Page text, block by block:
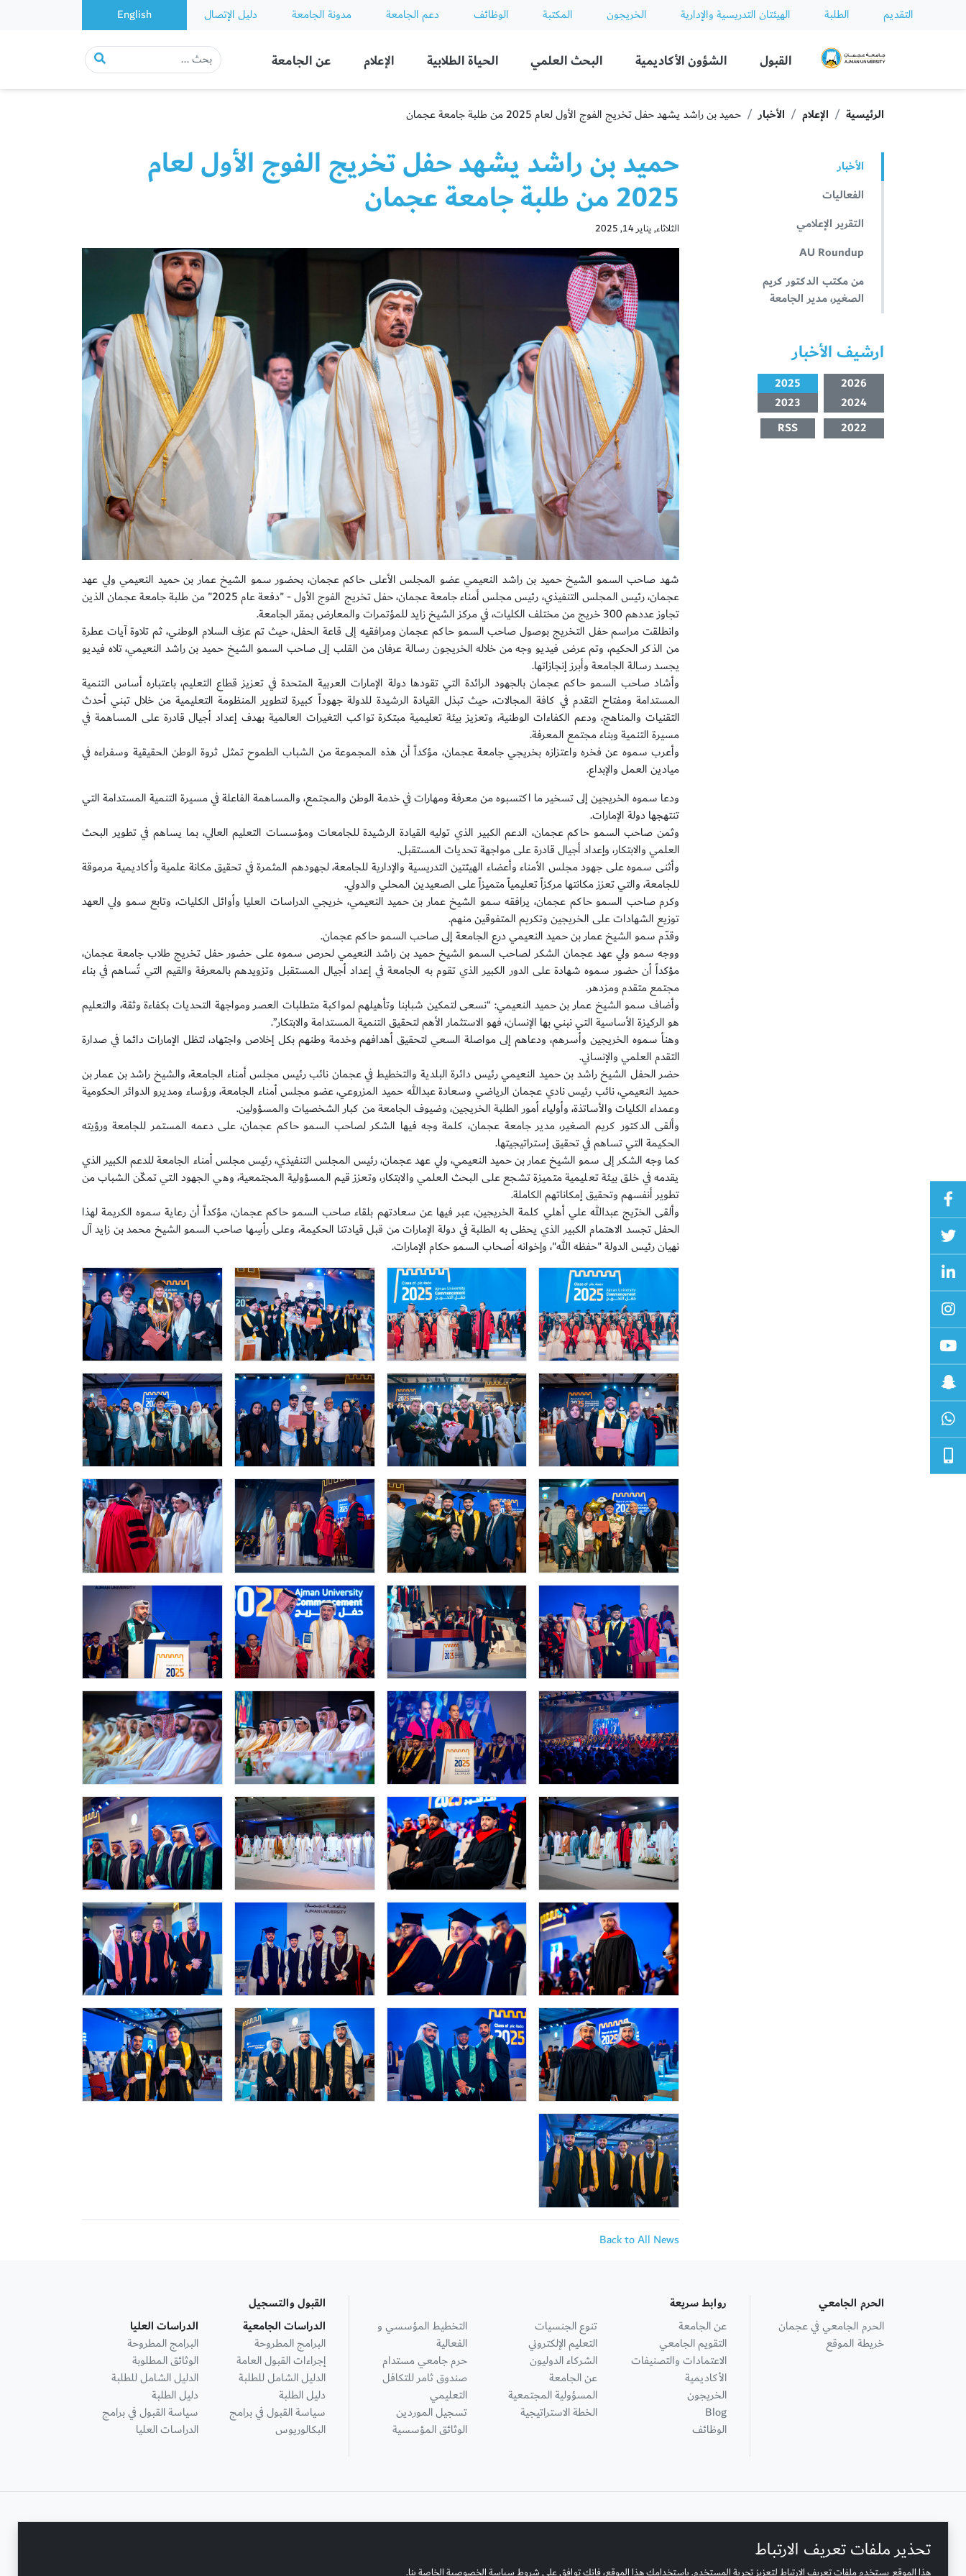
التقديم الطلبة الهيئتان التدريسية والإدارية الخريجون المكتبة الوظائف دعم الجامعة مدونة الجامعة دليل الإتصال English
Ajman University
القبول الشؤون الأكاديمية البحث العلمي الحياة الطلابية الإعلام عن الجامعة
الرئيسية الإعلام الأخبار حميد بن راشد يشهد حفل تخريج الفوج الأول لعام 2025 من طلبة جامعة عجمان
الأخبار
الفعاليات
التقرير الإعلامي
AU Roundup
من مكتب الدكتور كريم
الصغير، مدير الجامعة
ارشيف الأخبار
2026
2025
2024
2023
2022
RSS
حميد بن راشد يشهد حفل تخريج الفوج الأول لعام
2025 من طلبة جامعة عجمان
الثلاثاء, يناير 14, 2025
شهد صاحب السمو الشيخ حميد بن راشد النعيمي عضو المجلس الأعلى حاكم عجمان، بحضور سمو الشيخ عمار بن حميد النعيمي ولي عهد
عجمان، رئيس المجلس التنفيذي، رئيس مجلس أمناء جامعة عجمان، حفل تخريج الفوج الأول - "دفعة عام 2025" من طلبة جامعة عجمان الذين
تجاوز عددهم 300 خريج من مختلف الكليات، في مركز الشيخ زايد للمؤتمرات والمعارض بمقر الجامعة.
وانطلقت مراسم حفل التخريج بوصول صاحب السمو حاكم عجمان ومرافقيه إلى قاعة الحفل، حيث تم عزف السلام الوطني، ثم تلاوة آيات عطرة
من الذكر الحكيم، وتم عرض فيديو وجه من خلاله الخريجون رسالة عرفان من القلب إلى صاحب السمو الشيخ حميد بن راشد النعيمي، تلاه فيديو
يجسد رسالة الجامعة وأبرز إنجازاتها.
وأشاد صاحب السمو حاكم عجمان بالجهود الرائدة التي تقودها دولة الإمارات العربية المتحدة في تعزيز قطاع التعليم، باعتباره أساس التنمية
المستدامة ومفتاح التقدم في كافة المجالات، حيث تبذل القيادة الرشيدة للدولة جهوداً كبيرة لتطوير المنظومة التعليمية من خلال تبني أحدث
التقنيات والمناهج، ودعم الكفاءات الوطنية، وتعزيز بيئة تعليمية مبتكرة تواكب التغيرات العالمية بهدف إعداد أجيال قادرة على المساهمة في
مسيرة التنمية وبناء مجتمع المعرفة.
وأعرب سموه عن فخره واعتزازه بخريجي جامعة عجمان، مؤكداً أن هذه المجموعة من الشباب الطموح تمثل ثروة الوطن الحقيقية وسفراءه في
ميادين العمل والإبداع.
ودعا سموه الخريجين إلى تسخير ما اكتسبوه من معرفة ومهارات في خدمة الوطن والمجتمع، والمساهمة الفاعلة في مسيرة التنمية المستدامة التي
تنتهجها دولة الإمارات.
وثمن صاحب السمو حاكم عجمان، الدعم الكبير الذي توليه القيادة الرشيدة للجامعات ومؤسسات التعليم العالي، بما يساهم في تطوير البحث
العلمي والابتكار، وإعداد أجيال قادرة على مواجهة تحديات المستقبل.
وأثنى سموه على جهود مجلس الأمناء وأعضاء الهيئتين التدريسية والإدارية للجامعة، لجهودهم المثمرة في تحقيق مكانة علمية وأكاديمية مرموقة
للجامعة، والتي تعزز مكانتها مركزاً تعليمياً متميزاً على الصعيدين المحلي والدولي.
وكرم صاحب السمو حاكم عجمان، يرافقه سمو الشيخ عمار بن حميد النعيمي، خريجي الدراسات العليا وأوائل الكليات، وتابع سمو ولي العهد
توزيع الشهادات على الخريجين وتكريم المتفوقين منهم.
وقدّم سمو الشيخ عمار بن حميد النعيمي درع الجامعة إلى صاحب السمو حاكم عجمان.
ووجه سمو ولي عهد عجمان الشكر لصاحب السمو الشيخ حميد بن راشد النعيمي لحرص سموه على حضور حفل تخريج طلاب جامعة عجمان،
مؤكداً أن حضور سموه شهادة على الدور الكبير الذي تقوم به الجامعة في إعداد أجيال المستقبل وتزويدهم بالمعرفة والقيم التي تُساهم في بناء
مجتمع متقدم ومزدهر.
وأضاف سمو الشيخ عمار بن حميد النعيمي: “نسعى لتمكين شبابنا وتأهيلهم لمواكبة متطلبات العصر ومواجهة التحديات بكفاءة وثقة، والتعليم
هو الركيزة الأساسية التي نبني بها الإنسان، فهو الاستثمار الأهم لتحقيق التنمية المستدامة والابتكار”.
وهنأ سموه الخريجين وأسرهم، ودعاهم إلى مواصلة السعي لتحقيق أهدافهم وخدمة وطنهم بكل إخلاص واجتهاد، لتظل الإمارات دائما في صدارة
التقدم العلمي والإنساني.
حضر الحفل الشيخ راشد بن حميد النعيمي رئيس دائرة البلدية والتخطيط في عجمان نائب رئيس مجلس أمناء الجامعة، والشيخ راشد بن عمار بن
حميد النعيمي، نائب رئيس نادي عجمان الرياضي وسعادة عبدالله حميد المزروعي، عضو مجلس أمناء الجامعة، ورؤساء ومديرو الدوائر الحكومية
وعمداء الكليات والأساتذة، وأولياء أمور الطلبة الخريجين، وضيوف الجامعة من كبار الشخصيات والمسؤولين.
وألقى الدكتور كريم الصغير، مدير جامعة عجمان، كلمة وجه فيها الشكر لصاحب السمو حاكم عجمان، على دعمه المستمر للجامعة ورؤيته
الحكيمة التي تساهم في تحقيق إستراتيجيتها.
كما وجه الشكر إلى سمو الشيخ عمار بن حميد النعيمي، ولي عهد عجمان، رئيس المجلس التنفيذي، رئيس مجلس أمناء الجامعة للدعم الكبير الذي
يقدمه في خلق بيئة تعليمية متميزة تشجع على البحث العلمي والابتكار، وتعزز قيم المسؤولية المجتمعية، وهي الجهود التي تمكّن الشباب من
تطوير أنفسهم وتحقيق إمكاناتهم الكاملة.
وألقى الخرّيج عبدالله علي أهلي كلمة الخريجين، عبر فيها عن سعادتهم بلقاء صاحب السمو حاكم عجمان، مؤكداً أن رعاية سموه الكريمة لهذا
الحفل تجسد الاهتمام الكبير الذي يحظى به الطلبة في دولة الإمارات من قبل قيادتنا الحكيمة، وعلى رأسِها صاحب السمو الشيخ محمد بن زايد آل
نهيان رئيس الدولة "حفظه الله"، وإخوانه أصحاب السمو حكام الإمارات.
Back to All News
تحذير ملفات تعريف الارتباط
هذا الموقع يستخدم ملفات تعريف الارتباط لتعزيز تجربة المستخدم. باستخدامك هذا الموقع، فإنك توافق على شروط سياسة الخصوصية الخاصة بنا.
الحرم الجامعي
الحرم الجامعي في عجمان
خريطة الموقع
روابط سريعة
عن الجامعة
التقويم الجامعي
الاعتمادات والتصنيفات
الأكاديمية
الخريجون
Blog
الوظائف
تنوع الجنسيات
التعليم الإلكتروني
الشركاء الدوليون
عن الجامعة
المسؤولية المجتمعية
الخطة الاستراتيجية
التخطيط المؤسسي و
الفعالية
حرم جامعي مستدام
صندوق ثامر للتكافل
التعليمي
تسجيل الموردين
الوثائق المؤسسية
القبول والتسجيل
الدراسات الجامعية
البرامج المطروحة
إجراءات القبول العامة
الدليل الشامل للطلبة
دليل الطلبة
سياسة القبول في برامج
البكالوريوس
الدراسات العليا
البرامج المطروحة
الوثائق المطلوبة
الدليل الشامل للطلبة
دليل الطلبة
سياسة القبول في برامج
الدراسات العليا